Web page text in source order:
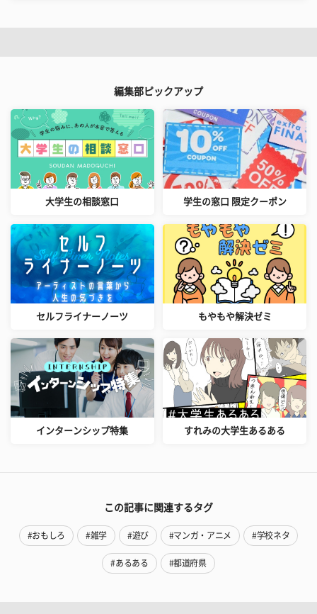
編集部ピックアップ
大学生の相談窓口 学生の窓口 限定クーポン
セルフライナーノーツ もやもや解決ゼミ
インターンシップ特集 すれみの大学生あるある
この記事に関連するタグ
#おもしろ #雑学 #遊び #マンガ・アニメ #学校ネタ
#あるある #都道府県